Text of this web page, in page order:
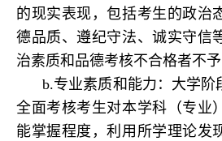
的现实表现，包括考生的政治
德品质、遵纪守法、诚实守信
治素质和品德考核不合格者不予
b.专业素质和能力：大学阶
全面考核考生对本学科（专业
能掌握程度，利用所学理论发